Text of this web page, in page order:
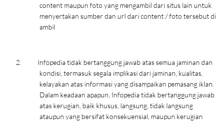
content maupun foto yang mengambil dari situs lain untuk
menyertakan sumber dan url dari content / foto tersebut di
ambil
2.
Infopedia tidak bertanggung jawab atas semua jaminan dan
kondisi, termasuk segala implikasi dari jaminan, kualitas,
kelayakan atas informasi yang disampaikan pemasang iklan.
Dalam keadaan apapun, Infopedia tidak bertanggung jawab
atas kerugian, baik khusus, langsung, tidak langsung
ataupun yang bersifat konsekuensial, maupun kerugian